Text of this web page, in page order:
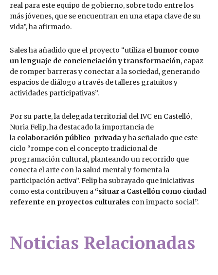
real para este equipo de gobierno, sobre todo entre los
más jóvenes, que se encuentran en una etapa clave de su
vida”, ha afirmado.
Sales ha añadido que el proyecto “utiliza el humor como
un lenguaje de concienciación y transformación, capaz
de romper barreras y conectar a la sociedad, generando
espacios de diálogo a través de talleres gratuitos y
actividades participativas”.
Por su parte, la delegada territorial del IVC en Castelló,
Nuria Felip, ha destacado la importancia de
la colaboración público-privaday ha señalado que este
ciclo “rompe con el concepto tradicional de
programación cultural, planteando un recorrido que
conecta el arte con la salud mental y fomenta la
participación activa”. Felip ha subrayado que iniciativas
como esta contribuyen a “situar a Castellón como ciudad
referente en proyectos culturales con impacto social”.
Noticias Relacionadas